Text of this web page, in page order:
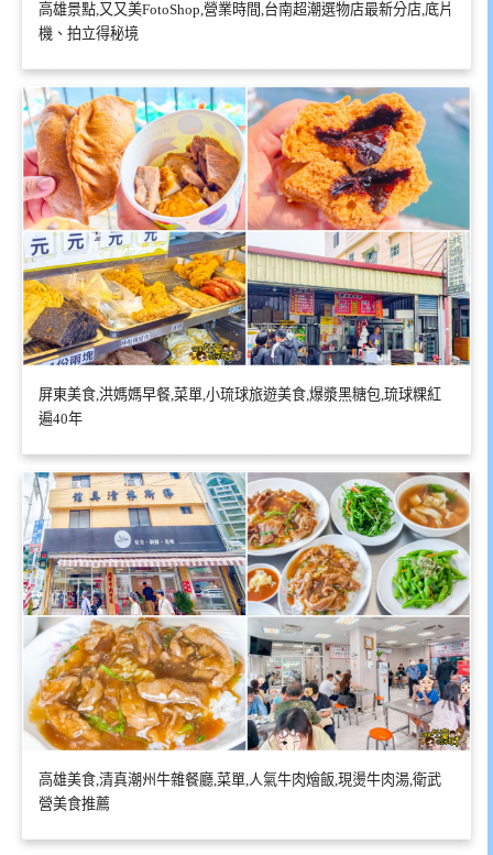
高雄景點,又又美FotoShop,營業時間,台南超潮選物店最新分店,底片
機、拍立得秘境
屏東美食,洪媽媽早餐,菜單,小琉球旅遊美食,爆漿黑糖包,琉球粿紅
遍40年
高雄美食,清真潮州牛雜餐廳,菜單,人氣牛肉燴飯,現燙牛肉湯,衛武
營美食推薦